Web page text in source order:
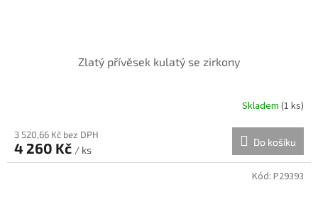
Zlatý přívěsek kulatý se zirkony
Skladem (1 ks)
3 520,66 Kč bez DPH
4 260 Kč / ks
Do košíku
Kód: P29393